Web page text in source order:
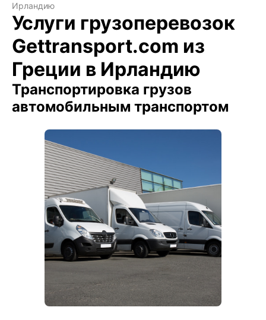
Ирландию
Услуги грузоперевозок
Gettransport.com из
Греции в Ирландию
Транспортировка грузов
автомобильным транспортом